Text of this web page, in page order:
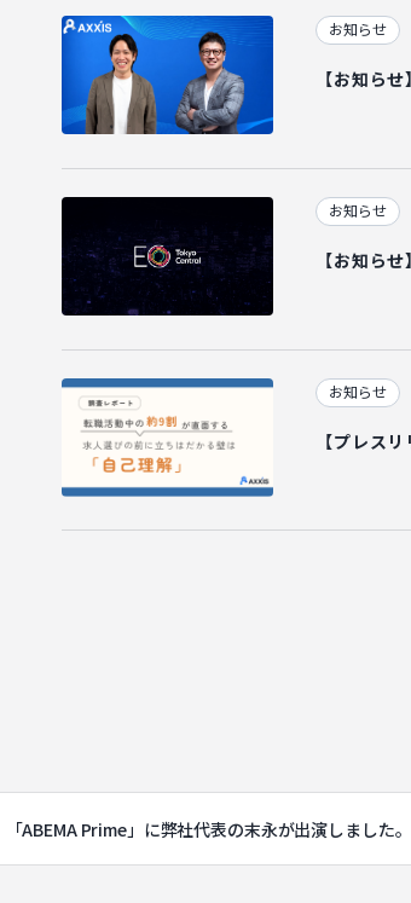
お知らせ
【お知ら
お知らせ
【お知ら
お知らせ
【プレス
「ABEMA Prime」に弊社代表の末永が出演しました。